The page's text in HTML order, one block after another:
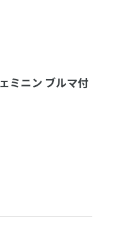
ミニン ブルマ付